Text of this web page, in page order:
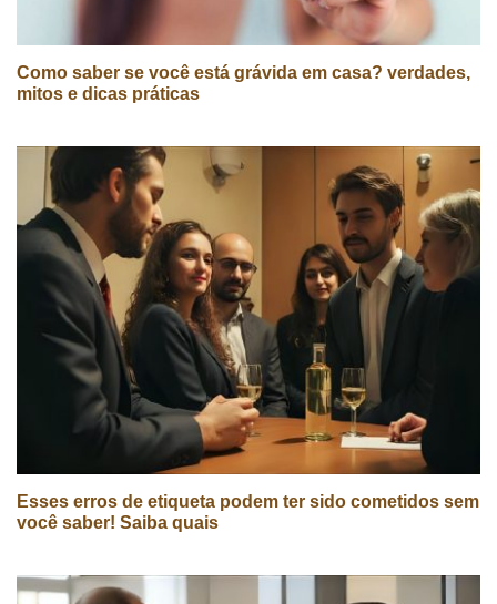
Como saber se você está grávida em casa? verdades,
mitos e dicas práticas
Esses erros de etiqueta podem ter sido cometidos sem
você saber! Saiba quais